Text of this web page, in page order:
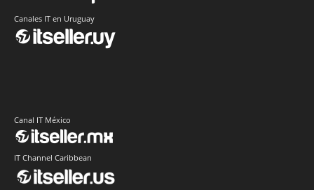
Canales IT en Uruguay
Canal IT México
IT Channel Caribbean